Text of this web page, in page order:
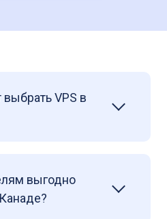
VPS в
выгодно